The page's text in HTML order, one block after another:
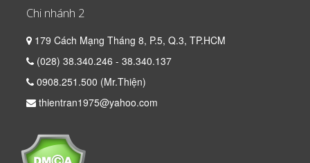
Chi nhánh 2
179 Cách Mạng Tháng 8, P.5, Q.3, TP.HCM
(028) 38.340.246 - 38.340.137
0908.251.500 (Mr.Thiện)
thientran1975@yahoo.com